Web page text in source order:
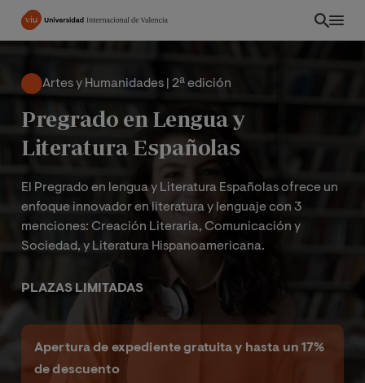
Pasar
Artes y Humanidades | 2ª edición
Pregrado en Lengua y
Literatura Españolas
El Pregrado en lengua y Literatura Españolas ofrece un
enfoque innovador en literatura y lenguaje con 3
menciones: Creación Literaria, Comunicación y
Sociedad, y Literatura Hispanoamericana.
PLAZAS LIMITADAS
Apertura de expediente gratuita y hasta un 17%
de descuento